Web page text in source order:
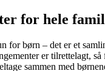
for hele
for børn – det er et
er tilrettelagt,
sammen med